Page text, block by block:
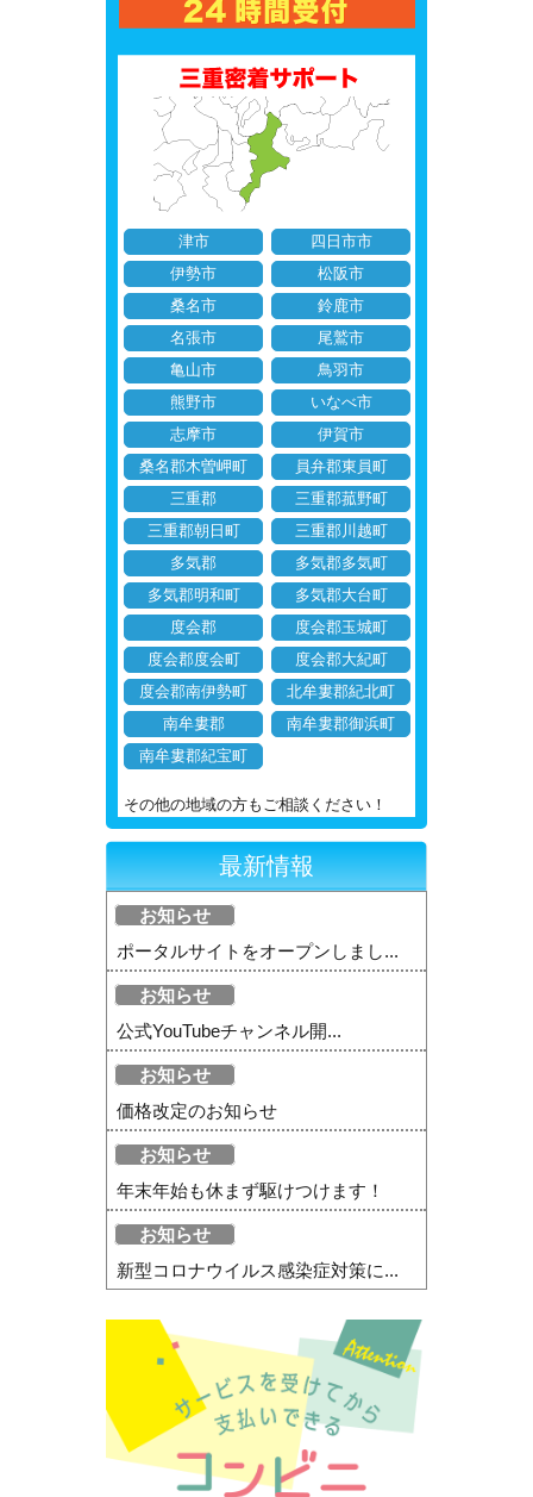
津市
四日市市
伊勢市
松阪市
桑名市
鈴鹿市
名張市
尾鷲市
亀山市
鳥羽市
熊野市
いなべ市
志摩市
伊賀市
桑名郡木曽岬町
員弁郡東員町
三重郡
三重郡菰野町
三重郡朝日町
三重郡川越町
多気郡
多気郡多気町
多気郡明和町
多気郡大台町
度会郡
度会郡玉城町
度会郡度会町
度会郡大紀町
度会郡南伊勢町
北牟婁郡紀北町
南牟婁郡
南牟婁郡御浜町
南牟婁郡紀宝町
その他の地域の方もご相談ください！
最新情報
お知らせ
ポータルサイトをオープンしまし...
お知らせ
公式YouTubeチャンネル開...
お知らせ
価格改定のお知らせ
お知らせ
年末年始も休まず駆けつけます！
お知らせ
新型コロナウイルス感染症対策に...